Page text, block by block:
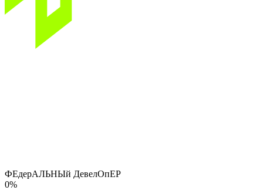
ФЕдерАЛЬНЫй ДевелОпЕР
0%